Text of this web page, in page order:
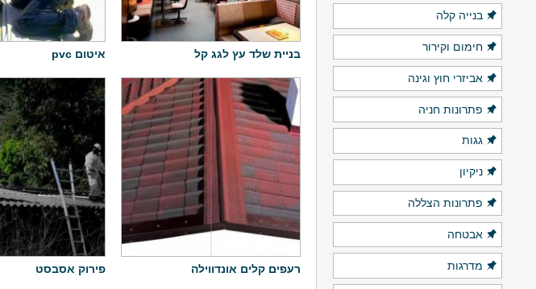
בניית שלד עץ לגג קל איטום pvc
רעפים קלים אונדווילה פירוק אסבסט
בנייה קלה
חימום וקירור
אביזרי חוץ וגינה
פתרונות חניה
גגות
ניקיון
פתרונות הצללה
אבטחה
מדרגות